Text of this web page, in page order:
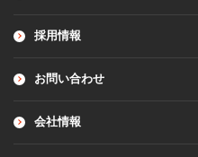
採用情報
お問い合わせ
会社情報